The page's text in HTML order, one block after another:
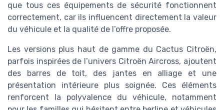
que tous ces équipements de sécurité fonctionnent
correctement, car ils influencent directement la valeur
du véhicule et la qualité de l’offre proposée.
Les versions plus haut de gamme du Cactus Citroën,
parfois inspirées de l’univers Citroën Aircross, ajoutent
des barres de toit, des jantes en alliage et une
présentation intérieure plus soignée. Ces éléments
renforcent la polyvalence du véhicule, notamment